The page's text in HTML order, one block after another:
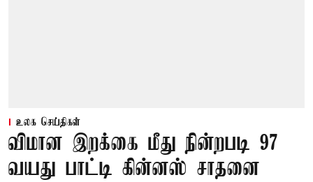
உலக செய்திகள்
விமான இறக்கை மீது நின்றபடி 97
வயது பாட்டி கின்னஸ் சாதனை